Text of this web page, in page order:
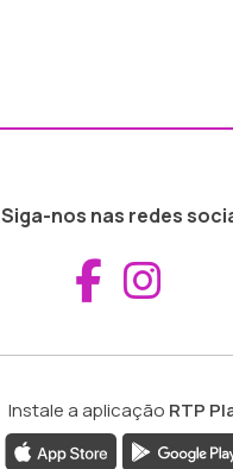
Siga-nos nas redes
Instale a aplicação RTP